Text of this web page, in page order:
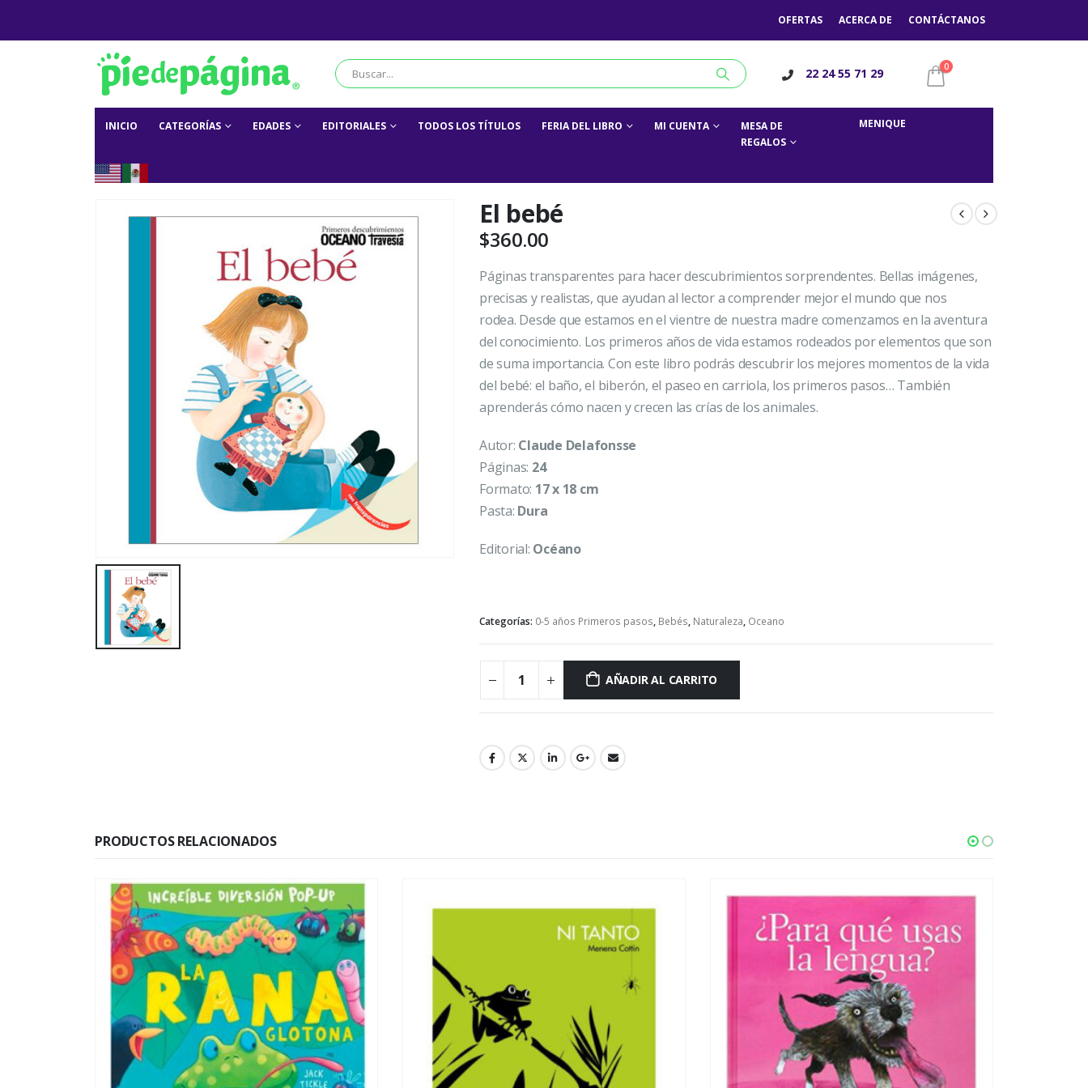
OFERTAS ACERCA DE CONTÁCTANOS
22 24 55 71 29 0
INICIO CATEGORÍAS EDADES EDITORIALES TODOS LOS TÍTULOS FERIA DEL LIBRO MI CUENTA
MESA DE
REGALOS
MENIQUE
El bebé
$360.00
Páginas transparentes para hacer descubrimientos sorprendentes. Bellas imágenes,
precisas y realistas, que ayudan al lector a comprender mejor el mundo que nos
rodea. Desde que estamos en el vientre de nuestra madre comenzamos en la aventura
del conocimiento. Los primeros años de vida estamos rodeados por elementos que son
de suma importancia. Con este libro podrás descubrir los mejores momentos de la vida
del bebé: el baño, el biberón, el paseo en carriola, los primeros pasos… También
aprenderás cómo nacen y crecen las crías de los animales.
Autor: Claude Delafonsse
Páginas: 24
Formato: 17 x 18 cm
Pasta: Dura
Editorial: Océano
Categorías: 0-5 años Primeros pasos, Bebés, Naturaleza, Oceano
AÑADIR AL CARRITO
PRODUCTOS RELACIONADOS